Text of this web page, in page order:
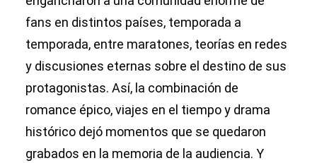
fans en distintos países, temporada a
temporada, entre maratones, teorías en redes
y discusiones eternas sobre el destino de sus
protagonistas. Así, la combinación de
romance épico, viajes en el tiempo y drama
histórico dejó momentos que se quedaron
grabados en la memoria de la audiencia. Y